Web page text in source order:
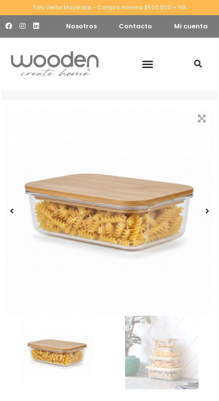
Sólo Venta Mayorista - Compra mínima $500.000 + IVA
Nosotros Contacto Mi cuenta